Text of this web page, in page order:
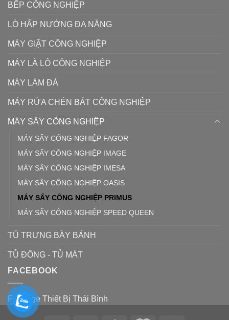
BẾP CÔNG NGHIỆP
LÒ HẤP NƯỚNG ĐA NĂNG
MÁY GIẶT CÔNG NGHIỆP
MÁY LÀ LÔ CÔNG NGHIỆP
MÁY LÀM ĐÁ
MÁY RỬA CHÉN BÁT CÔNG NGHIỆP
MÁY SẤY CÔNG NGHIỆP
MÁY SẤY CÔNG NGHIỆP FAGOR
MÁY SẤY CÔNG NGHIỆP IMAGE
MÁY SẤY CÔNG NGHIỆP IMESA
MÁY SẤY CÔNG NGHIỆP OASIS
MÁY SẤY CÔNG NGHIỆP PRIMUS
MÁY SẤY CÔNG NGHIỆP SPEED QUEEN
TỦ TRƯNG BÀY BÁNH
TỦ ĐÔNG - TỦ MÁT
FACEBOOK
Fanpage Thiết Bị Thái Bình